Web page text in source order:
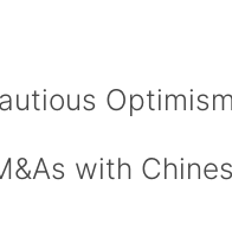
Optimism
with